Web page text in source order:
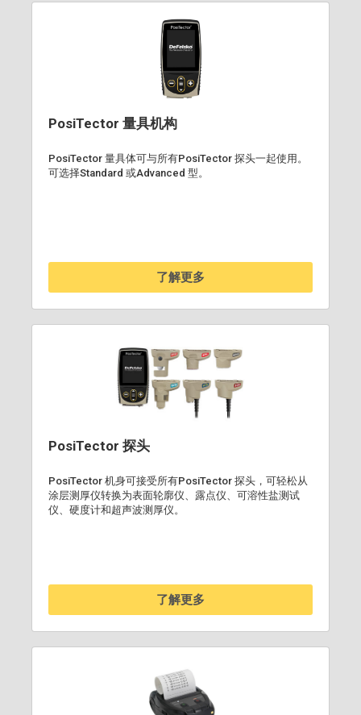
PosiTector 量具机构
PosiTector 量具体可与所有PosiTector 探头一起使用。
可选择Standard 或Advanced 型。
了解更多
PosiTector 探头
PosiTector 机身可接受所有PosiTector 探头，可轻松从
涂层测厚仪转换为表面轮廓仪、露点仪、可溶性盐测试
仪、硬度计和超声波测厚仪。
了解更多